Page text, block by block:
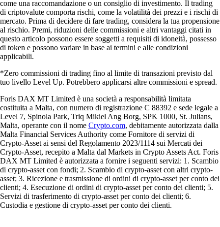
come una raccomandazione o un consiglio di investimento. Il trading
di criptovalute comporta rischi, come la volatilità dei prezzi e i rischi di
mercato. Prima di decidere di fare trading, considera la tua propensione
al rischio. Premi, riduzioni delle commissioni e altri vantaggi citati in
questo articolo possono essere soggetti a requisiti di idoneità, possesso
di token e possono variare in base ai termini e alle condizioni
applicabili.
*Zero commissioni di trading fino al limite di transazioni previsto dal
tuo livello Level Up. Potrebbero applicarsi altre commissioni e spread.
Foris DAX MT Limited è una società a responsabilità limitata
costituita a Malta, con numero di registrazione C 88392 e sede legale a
Level 7, Spinola Park, Triq Mikiel Ang Borg, SPK 1000, St. Julians,
Malta, operante con il nome Crypto.com, debitamente autorizzata dalla
Malta Financial Services Authority come Fornitore di servizi di
Crypto-Asset ai sensi del Regolamento 2023/1114 sui Mercati dei
Crypto-Asset, recepito a Malta dal Markets in Crypto Assets Act. Foris
DAX MT Limited è autorizzata a fornire i seguenti servizi: 1. Scambio
di crypto-asset con fondi; 2. Scambio di crypto-asset con altri crypto-
asset; 3. Ricezione e trasmissione di ordini di crypto-asset per conto dei
clienti; 4. Esecuzione di ordini di crypto-asset per conto dei clienti; 5.
Servizi di trasferimento di crypto-asset per conto dei clienti; 6.
Custodia e gestione di crypto-asset per conto dei clienti.